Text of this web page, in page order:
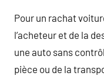
Pour un rachat
l’acheteur et de la
une auto sans
pièce ou de la